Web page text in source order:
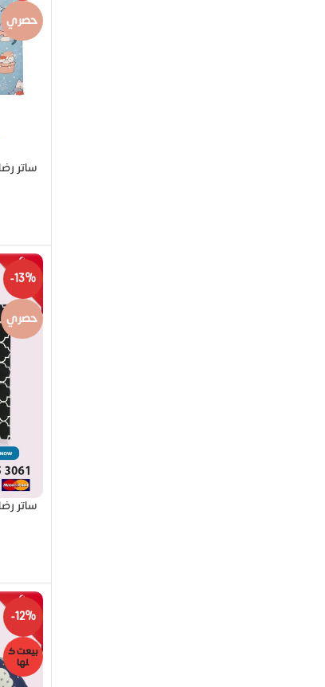
حصري
-13%
حصري
-12%
بيعت ك
لها